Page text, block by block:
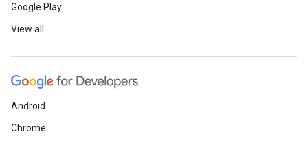
Google Play
View all
Android
Chrome